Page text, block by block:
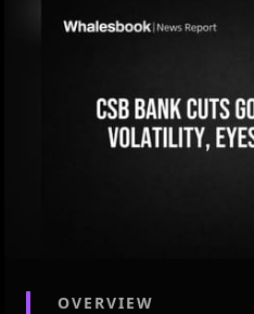
OVERVIEW